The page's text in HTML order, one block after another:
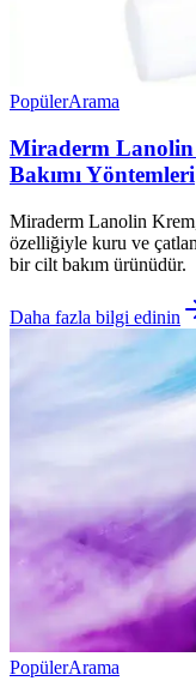
PopülerArama
Miraderm
Bakımı Yöntemleri
Miraderm Lanolin
özelliğiyle kuru ve
bir cilt bakım ürünüdür.
Daha fazla bilgi edinin
PopülerArama